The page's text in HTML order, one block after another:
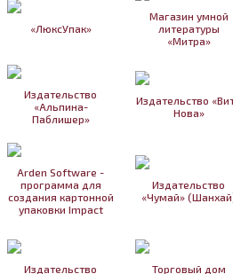
«ЛюксУпак»
Магазин умной
литературы
«Митра»
Издательство
«Альпина-
Паблишер»
Издательство
Нова»
Arden Software -
программа для
создания картонной
упаковки Impact
Издательство
«Чумай»
Издательство
Торговый дом